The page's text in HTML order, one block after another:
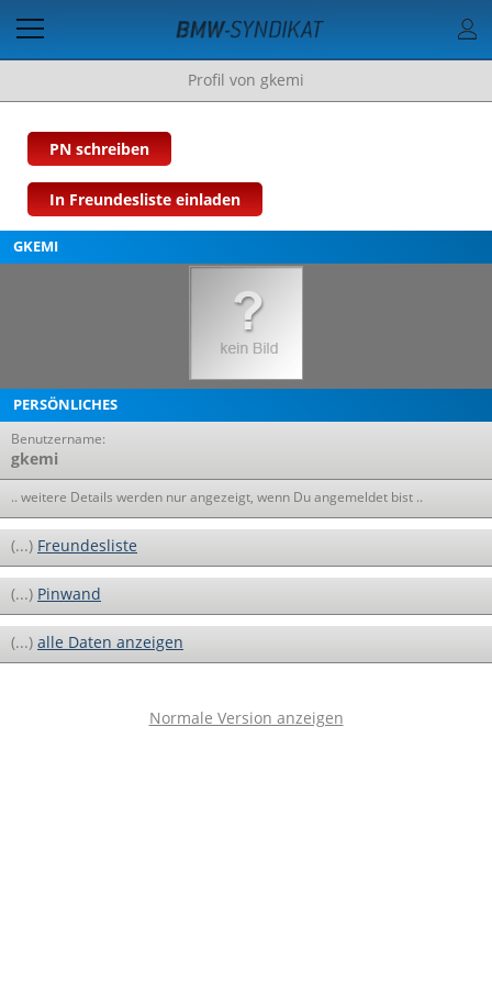
Profil von gkemi
PN schreiben
In Freundesliste einladen
GKEMI
PERSÖNLICHES
Benutzername:
gkemi
.. weitere Details werden nur angezeigt, wenn Du angemeldet bist ..
(...) Freundesliste
(...) Pinwand
(...) alle Daten anzeigen
Normale Version anzeigen